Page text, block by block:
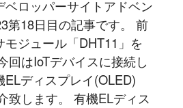
ベロッパーサイトアドベン
第18日目の記事です。 前
ジュール「DHT11」を
回はIoTデバイスに接続し
ELディスプレイ(OLED)
致します。 有機ELディス